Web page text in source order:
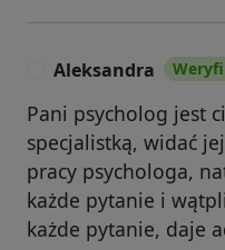
Aleksandra
Pani psycholog jest
specjalistką, widać
pracy psychologa,
każde pytanie i
każde pytanie, daje